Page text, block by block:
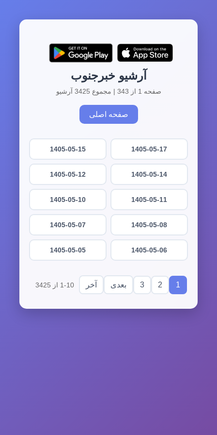
آرشیو خبرجنوب
صفحه 1 از 343 | مجموع 3425 آرشیو
صفحه اصلی
1405-05-17
1405-05-15
1405-05-14
1405-05-12
1405-05-11
1405-05-10
1405-05-08
1405-05-07
1405-05-06
1405-05-05
1
2
3 بعدی آخر 1-10 از 3425